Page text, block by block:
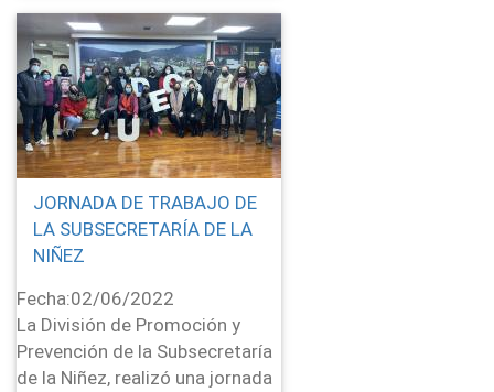
JORNADA DE TRABAJO DE
LA SUBSECRETARÍA DE LA
NIÑEZ
Fecha:02/06/2022
La División de Promoción y
Prevención de la Subsecretaría
de la Niñez, realizó una jornada